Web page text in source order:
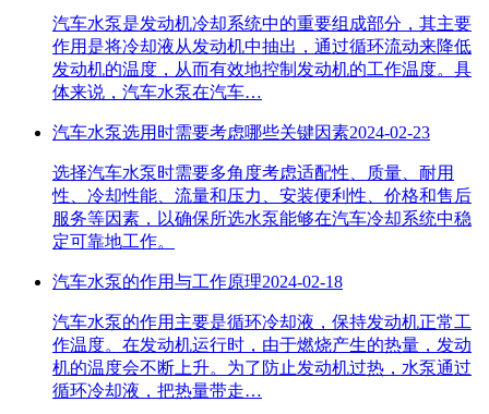
汽车水泵是发动机冷却系统中的重要组成部分，其主要
作用是将冷却液从发动机中抽出，通过循环流动来降低
发动机的温度，从而有效地控制发动机的工作温度。具
体来说，汽车水泵在汽车…
汽车水泵选用时需要考虑哪些关键因素2024-02-23
选择汽车水泵时需要多角度考虑适配性、质量、耐用
性、冷却性能、流量和压力、安装便利性、价格和售后
服务等因素，以确保所选水泵能够在汽车冷却系统中稳
定可靠地工作。
汽车水泵的作用与工作原理2024-02-18
汽车水泵的作用主要是循环冷却液，保持发动机正常工
作温度。在发动机运行时，由于燃烧产生的热量，发动
机的温度会不断上升。为了防止发动机过热，水泵通过
循环冷却液，把热量带走…